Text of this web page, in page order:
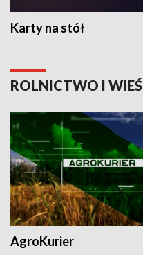
Karty na stół
ROLNICTWO I WIEŚ
AgroKurier